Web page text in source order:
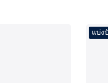
แบ่ง